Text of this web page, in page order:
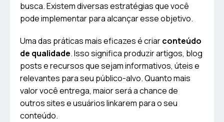
busca. Existem diversas estratégias que você
pode implementar para alcançar esse objetivo.
Uma das práticas mais eficazes é criarconteúdo
de qualidade. Isso significa produzir artigos, blog
posts e recursos que sejam informativos, úteis e
relevantes para seu público-alvo. Quanto mais
valor você entrega, maior será a chance de
outros sites e usuários linkarem para o seu
conteúdo.